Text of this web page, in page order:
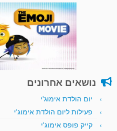
נושאים אחרונים
יום הולדת אימוג'י
פעילות ליום הולדת אימוג'י
קייק פופס אימוג'י